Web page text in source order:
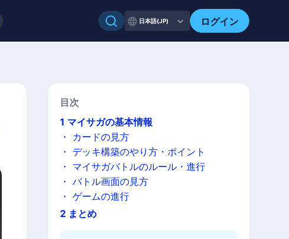
日本語(JP) ログイン
目次
1 マイサガの基本情報
・ カードの見方
・ デッキ構築のやり方・ポイント
・ マイサガバトルのルール・進行
・バトル画面の見方
・ゲームの進行
2 まとめ